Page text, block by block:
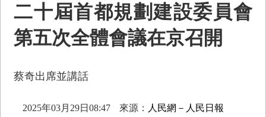
二十屆首都規劃建設委員會
第五次全體會議在京召開
蔡奇出席並講話
2025年03月29日08:47 來源： 人民網－人民日報